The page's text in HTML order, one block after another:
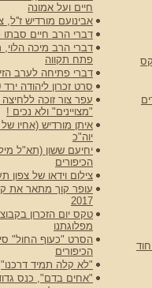
196 עד לאיחוד
חיים ועל אמונה
אבינועם מורדיש ז''ל,
דברי הרב חיים
דברי הרב מיכה
פתח תקווה
דברי פתיחה לערב
סרט זכרון ליהודה ירד 50 שנה למלחמת יוה"כ
"מצויינים" ולא נכים !
איתן מורדיש (אחיו
יוה"כ
יחיעם ששון (תא"ל
הכיפורים
צילום וידאו של צפון
2017
טקס יום הזכרון
מפלוגתנו
הכיפורים
"לא קלה תמיד דרכנו"
"אחים בדם", כנס גדוד 9 ארבעים שנה למלחמת יום